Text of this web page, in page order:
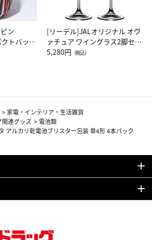
ン
トバッグ
LC）ス
[リーデル]JALオリジナル オヴ
ァチュア ワイングラス2脚セッ
ト（レッドワイン）
5,280円 （税込）
> 家電・インテリア・生活雑貨
関連グッズ > 電池類
アルカリ乾電池ブリスター包装 単4形 4本パック